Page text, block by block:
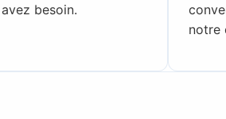
besoin.
notre